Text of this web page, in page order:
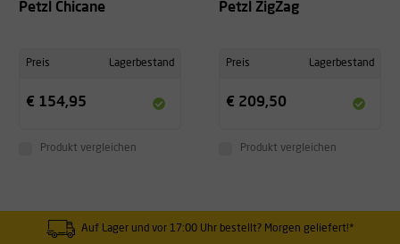
Petzl Chicane
Preis Lagerbestand
€ 154,95
Produkt vergleichen
Petzl ZigZag
Preis Lagerbestand
€ 209,50
Produkt vergleichen
Auf Lager und vor 17:00 Uhr bestellt? Morgen geliefert!*